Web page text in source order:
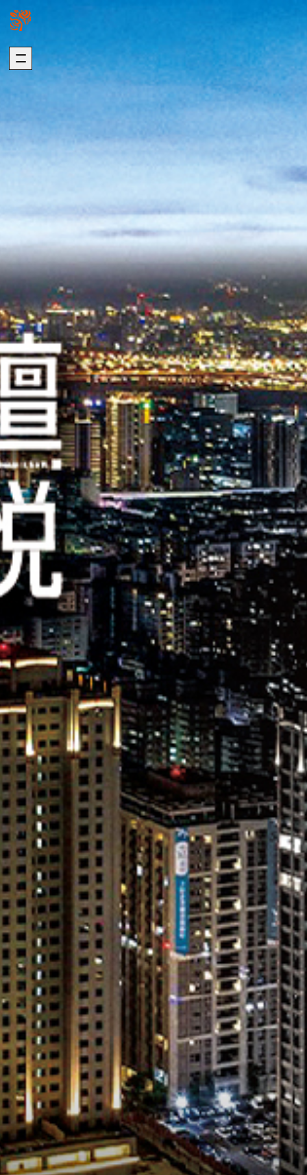
個資聲明
在建工程
DEVELOPMENT
PROGRESS
報修服務
SERVICE
聯絡我們
CONTACT US
璞園熱銷
建築代銷
ARCHITECTURE
歷年作品
建設事業
營造事業
推進事業
代銷事業
合建/都更
建築顧問
桃園璞園領航猿籃球隊
BASKETBALL
璞美食
璞滿滿